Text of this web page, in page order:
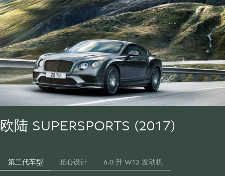
欧陆 SUPERSPORTS (2017)
第二代车型 匠心设计 6.0 升 W12 发动机